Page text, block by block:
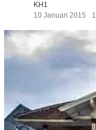
KH1
10 Januari 2015